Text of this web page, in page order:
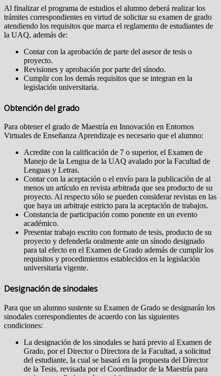
Al finalizar el programa de estudios el alumno deberá realizar los
trámites correspondientes en virtud de solicitar su examen de grado
atendiendo los requisitos que marca el reglamento de estudiantes de
la UAQ, además de:
Contar con la aprobación de parte del asesor de tesis o
proyecto.
Revisiones y aprobación por parte del sínodo.
Cumplir con los demás requisitos que se integran en la
legislación universitaria.
Obtención del grado
Para obtener el grado de Maestría en Innovación en Entornos
Virtuales de Enseñanza Aprendizaje es necesario que el alumno:
Acredite con la calificación de 7 o superior, el Examen de
Manejo de la Lengua de la UAQ avalado por la Facultad de
Lenguas y Letras.
Contar con la aceptación o el envío para la publicación de al
menos un artículo en revista arbitrada que sea producto de su
proyecto. Al respecto sólo se pueden considerar revistas en las
que haya un arbitraje estricto para la aceptación de trabajos.
Constancia de participación como ponente en un evento
académico.
Presentar trabajo escrito con formato de tesis, producto de su
proyecto y defenderla oralmente ante un sínodo designado
para tal efecto en el Examen de Grado además de cumplir los
requisitos y procedimientos establecidos en la legislación
universitaria vigente.
Designación de sinodales
Para que un alumno sustente su Examen de Grado se designarán los
sinodales correspondientes de acuerdo con las siguientes
condiciones:
La designación de los sinodales se hará previo al Examen de
Grado, por el Director o Directora de la Facultad, a solicitud
del estudiante, la cual se basará en la propuesta del Director
de la Tesis, revisada por el Coordinador de la Maestría para